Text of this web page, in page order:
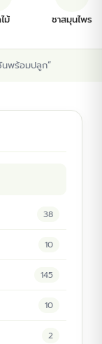
ม้ ชาสมุนไพร
พร้อมปลูก”
38
10
145
10
2